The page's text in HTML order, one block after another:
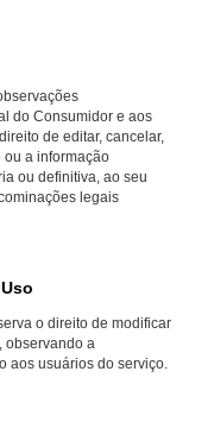
do Consumidor e aos
de editar, cancelar,
ou a informação
ou definitiva, ao seu
legais
o direito de modificar
observando a
aos usuários do serviço.